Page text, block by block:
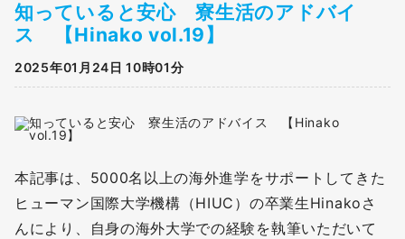
知っていると安心 寮生活のアドバイ
ス 【Hinako vol.19】
2025年01月24日 10時01分
本記事は、5000名以上の海外進学をサポートしてきた
ヒューマン国際大学機構（HIUC）の卒業生Hinakoさ
んにより、自身の海外大学での経験を執筆いただいて